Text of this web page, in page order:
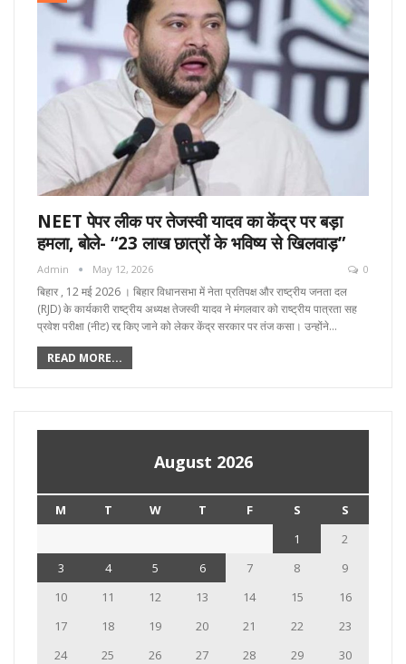
NEET पेपर लीक पर तेजस्वी यादव का केंद्र पर बड़ा
हमला, बोले- “23 लाख छात्रों के भविष्य से खिलवाड़”
Admin May 12, 2026 0
बिहार , 12 मई 2026 । बिहार विधानसभा में नेता प्रतिपक्ष और राष्ट्रीय जनता दल
(RJD) के कार्यकारी राष्ट्रीय अध्यक्ष तेजस्वी यादव ने मंगलवार को राष्ट्रीय पात्रता सह
प्रवेश परीक्षा (नीट) रद्द किए जाने को लेकर केंद्र सरकार पर तंज कसा। उन्होंने…
READ MORE...
August 2026
M T W T F S
S
1
2
3
4 5 6 7 8
9
10
11 12 13 14 15
16
17
18 19 20 21 22
23
24
25 26 27 28 29
30